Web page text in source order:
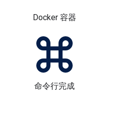
Docker 容器
命令行完成